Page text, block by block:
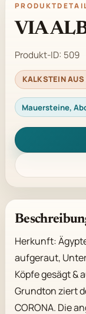
VIA
Produkt-ID: 509
KALKSTEIN AUS
Mauersteine,
Herkunft:
aufgeraut,
Köpfe gesägt &
Grundton ziert
CORONA. Die